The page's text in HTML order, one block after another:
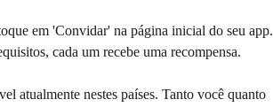
em 'Convidar' na página inicial do seu app.
cada um recebe uma recompensa.
atualmente nestes países. Tanto você quanto